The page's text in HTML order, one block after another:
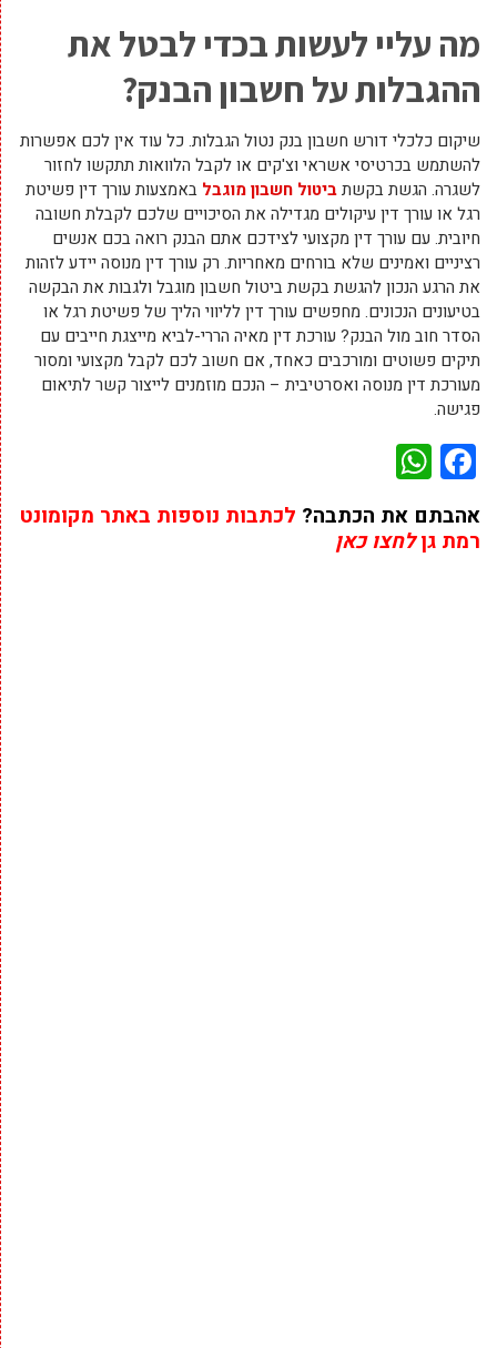
מה עליי לעשות בכדי לבטל את
ההגבלות על חשבון הבנק?
שיקום כלכלי דורש חשבון בנק נטול הגבלות. כל עוד אין לכם אפשרות
להשתמש בכרטיסי אשראי וצ'קים או לקבל הלוואות תתקשו לחזור
לשגרה. הגשת בקשתביטול חשבון מוגבל באמצעות עורך דין פשיטת
רגל או עורך דין עיקולים מגדילה את הסיכויים שלכם לקבלת חשובה
חיובית. עם עורך דין מקצועי לצידכם אתם הבנק רואה בכם אנשים
רציניים ואמינים שלא בורחים מאחריות. רק עורך דין מנוסה יידע לזהות
את הרגע הנכון להגשת בקשת ביטול חשבון מוגבל ולגבות את הבקשה
בטיעונים הנכונים. מחפשים עורך דין לליווי הליך של פשיטת רגל או
הסדר חוב מול הבנק? עורכת דין מאיה הררי-לביא מייצגת חייבים עם
תיקים פשוטים ומורכבים כאחד, אם חשוב לכם לקבל מקצועי ומסור
מעורכת דין מנוסה ואסרטיבית – הנכם מוזמנים לייצור קשר לתיאום
פגישה.
Facebook
אהבתם את הכתבה? לכתבות נוספות באתר מקומונט
רמת גןלחצו כאן